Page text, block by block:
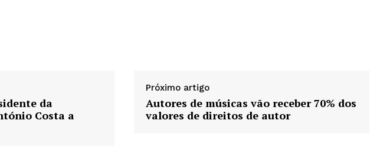
da
Costa a
Próximo artigo
Autores de músicas vão receber 70% dos
valores de direitos de autor